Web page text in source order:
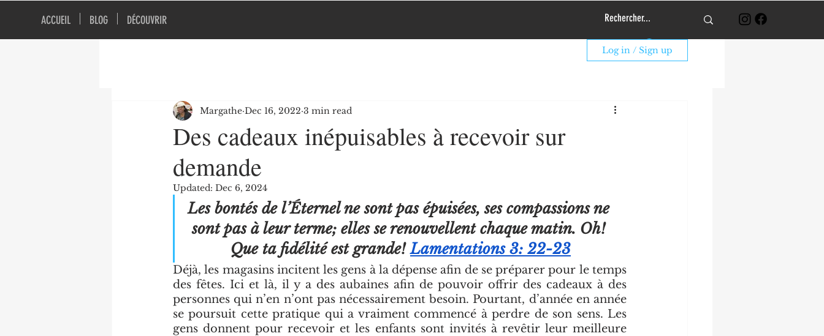
ACCUEIL BLOG DÉCOUVRIR
Log In
Log in / Sign up
Des cadeaux inépuisables à recevoir sur
demande
Margathe Dec 16, 2022 3 min read
Updated: Dec 6, 2024
Les bontés de l’Éternel ne sont pas épuisées, ses compassions ne
sont pas à leur terme; elles se renouvellent chaque matin. Oh!
Que ta fidélité est grande! Lamentations 3: 22-23
Déjà, les magasins incitent les gens à la dépense afin de se préparer pour le temps
des fêtes. Ici et là, il y a des aubaines afin de pouvoir offrir des cadeaux à des
personnes qui n’en n’ont pas nécessairement besoin. Pourtant, d’année en année
se poursuit cette pratique qui a vraiment commencé à perdre de son sens. Les
gens donnent pour recevoir et les enfants sont invités à revêtir leur meilleure